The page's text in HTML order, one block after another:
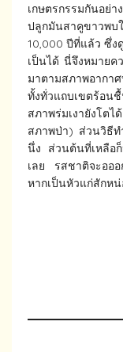
เกษตรกรรมกันอย่
ปลูกมันสาคูขาวพบ
10,000 ปีที่แล้ว ซึ่ง
เป็นได้ นี่จึงหมาย
มาตามสภาพอากา
ทั้งทั่วแถบเขตร้อน
สภาพร่มเงายังโ
สภาพป่า) ส่วนวิธีท
นึ่ง ส่วนต้นที่เหลือ
เลย รสชาติจะออ
หากเป็นหัวแก่สักหน่